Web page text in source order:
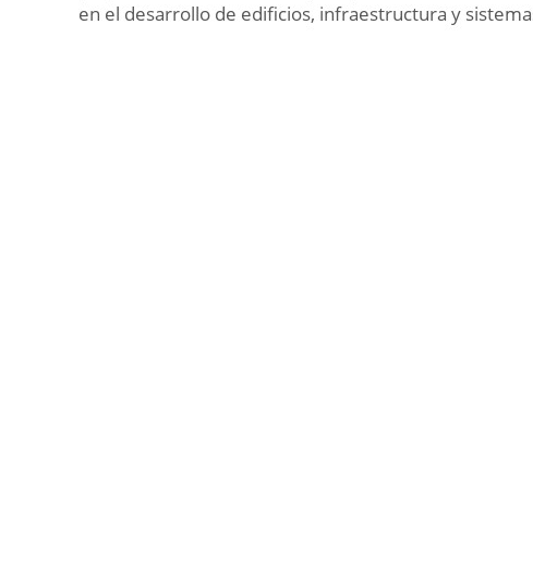
en el desarrollo de edificios, infraestructura y